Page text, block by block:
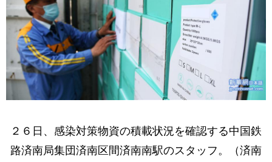
２６日、感染対策物資の積載状況を確認する中国鉄
路済南局集団済南区間済南南駅のスタッフ。（済南